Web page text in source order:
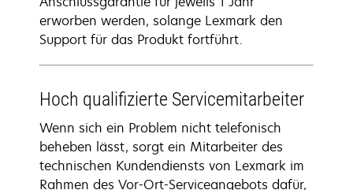
erworben werden, solange Lexmark den
Support für das Produkt fortführt.
Hoch qualifizierte Servicemitarbeiter
Wenn sich ein Problem nicht telefonisch
beheben lässt, sorgt ein Mitarbeiter des
technischen Kundendiensts von Lexmark im
Rahmen des Vor-Ort-Serviceangebots dafür,